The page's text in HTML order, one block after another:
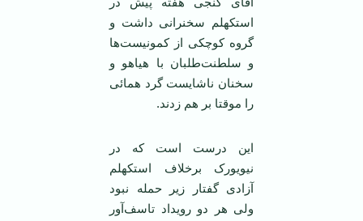
استکهلم سخنرانی داشت و
گروه کوچکی از کمونیست‌ها
و سلطنت‌طلبان با هیاهو و
سخنان ناشایست گرد همائی
را موقتا بر هم زدند.
این درست است که در
نیویورک برخلاف استکهلم
آزادی گفتار زیر حمله نبود
ولی هر دو رویداد تاسف‌آور